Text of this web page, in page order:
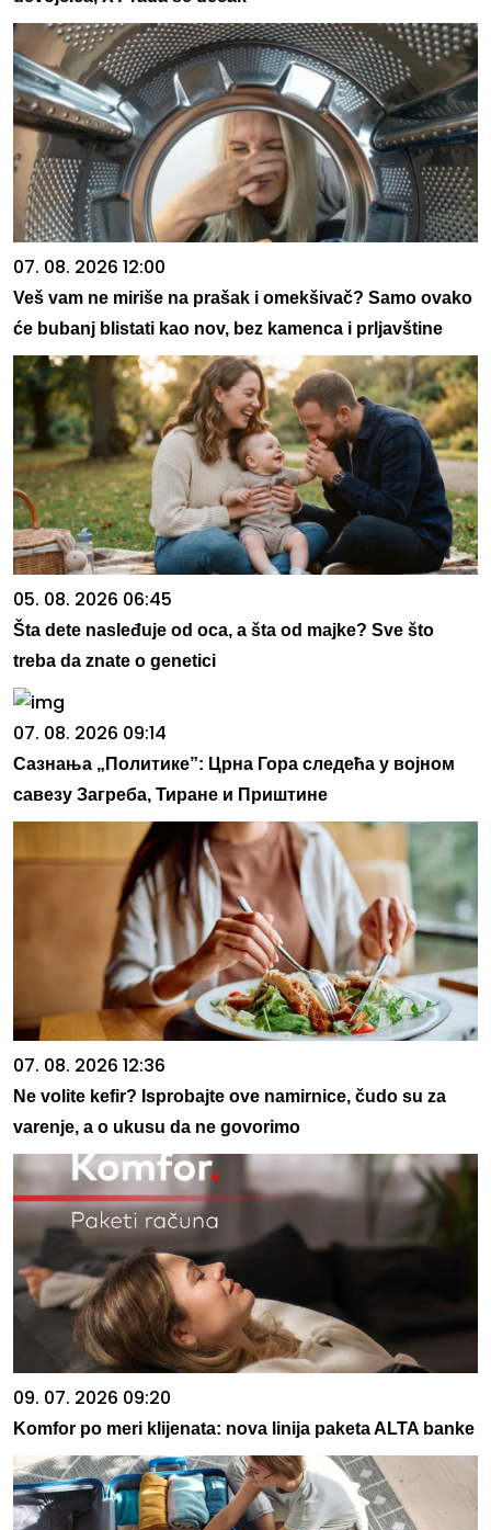
07. 08. 2026 12:00
Veš vam ne miriše na prašak i omekšivač? Samo ovako
će bubanj blistati kao nov, bez kamenca i prljavštine
05. 08. 2026 06:45
Šta dete nasleđuje od oca, a šta od majke? Sve što
treba da znate o genetici
07. 08. 2026 09:14
Сазнања „Политике”: Црна Гора следећа у војном
савезу Загреба, Тиране и Приштине
07. 08. 2026 12:36
Ne volite kefir? Isprobajte ove namirnice, čudo su za
varenje, a o ukusu da ne govorimo
09. 07. 2026 09:20
Komfor po meri klijenata: nova linija paketa ALTA banke